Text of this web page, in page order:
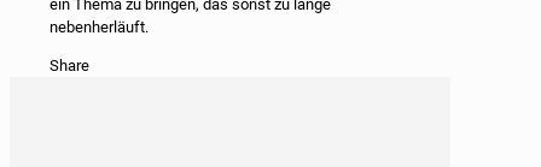
ein Thema zu bringen, das sonst zu lange
nebenherläuft.
Share